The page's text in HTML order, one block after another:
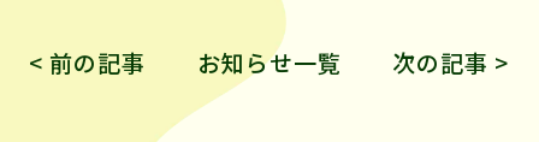
< 前の記事 お知らせ一覧 次の記事 >